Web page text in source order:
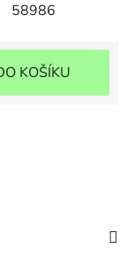
58986
KOŠÍKU